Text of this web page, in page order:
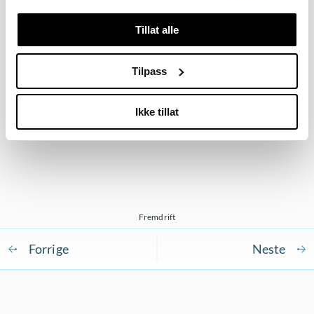
Tillat alle
Tilpass
Ikke tillat
Fremdrift